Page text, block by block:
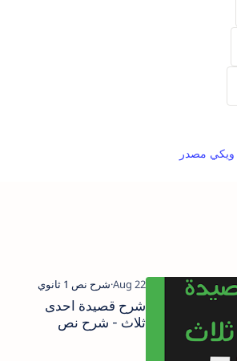
ويكي مصدر
شرح قصيدة احدى
ثلاث - شرح نص